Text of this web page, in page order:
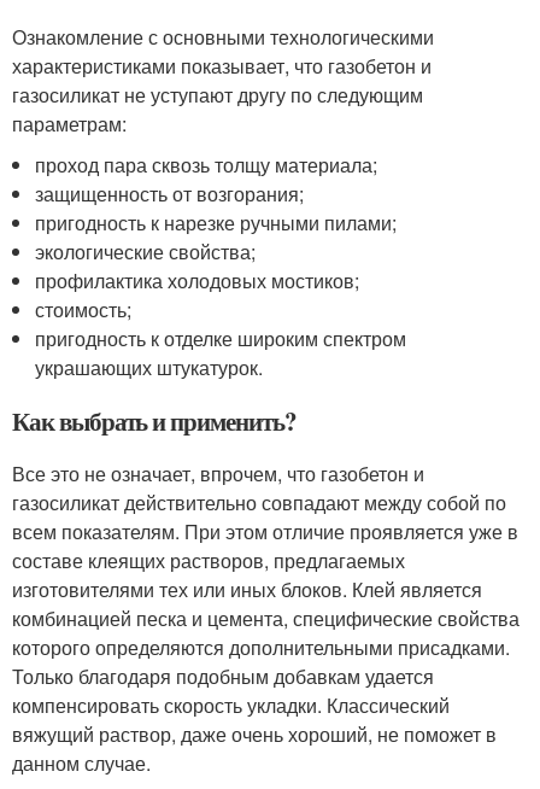
Ознакомление с основными технологическими
характеристиками показывает, что газобетон и
газосиликат не уступают другу по следующим
параметрам:
проход пара сквозь толщу материала;
защищенность от возгорания;
пригодность к нарезке ручными пилами;
экологические свойства;
профилактика холодовых мостиков;
стоимость;
пригодность к отделке широким спектром
украшающих штукатурок.
Как выбрать и применить?
Все это не означает, впрочем, что газобетон и
газосиликат действительно совпадают между собой по
всем показателям. При этом отличие проявляется уже в
составе клеящих растворов, предлагаемых
изготовителями тех или иных блоков. Клей является
комбинацией песка и цемента, специфические свойства
которого определяются дополнительными присадками.
Только благодаря подобным добавкам удается
компенсировать скорость укладки. Классический
вяжущий раствор, даже очень хороший, не поможет в
данном случае.